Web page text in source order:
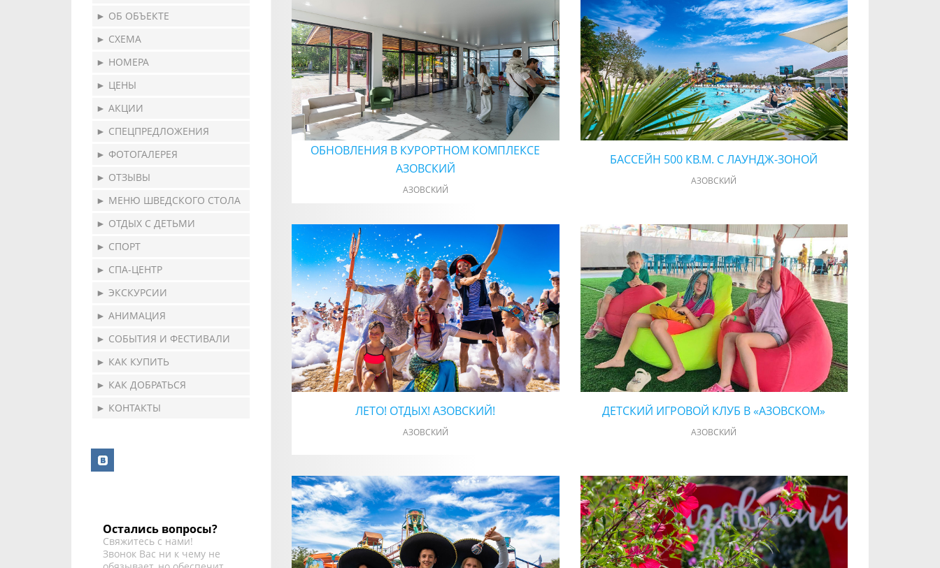
► ОБ ОБЪЕКТЕ
► СХЕМА
► НОМЕРА
► ЦЕНЫ
► АКЦИИ
► СПЕЦПРЕДЛОЖЕНИЯ
► ФОТОГАЛЕРЕЯ
► ОТЗЫВЫ
► МЕНЮ ШВЕДСКОГО СТОЛА
► ОТДЫХ С ДЕТЬМИ
► СПОРТ
► СПА-ЦЕНТР
► ЭКСКУРСИИ
► АНИМАЦИЯ
► СОБЫТИЯ И ФЕСТИВАЛИ
► КАК КУПИТЬ
► КАК ДОБРАТЬСЯ
► КОНТАКТЫ
Остались вопросы?
Свяжитесь с нами!
Звонок Вас ни к чему не
ОБНОВЛЕНИЯ В КУРОРТНОМ КОМПЛЕКСЕ
АЗОВСКИЙ
АЗОВСКИЙ
БАССЕЙН 500 КВ.М. С ЛАУНДЖ-ЗОНОЙ
АЗОВСКИЙ
ЛЕТО! ОТДЫХ! АЗОВСКИЙ!
АЗОВСКИЙ
ДЕТСКИЙ ИГРОВОЙ КЛУБ В «АЗОВСКОМ»
АЗОВСКИЙ